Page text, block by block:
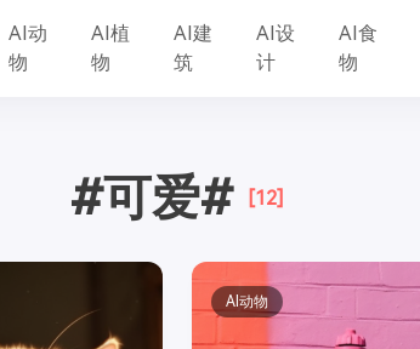
AI动
物
AI植
物
AI建
筑
AI设
计
AI食
物
#可爱# [12]
AI动物